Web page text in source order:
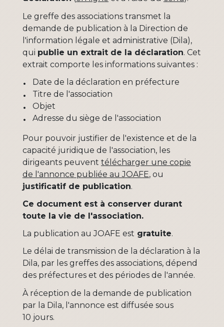
Le greffe des associations transmet la
demande de publication à la Direction de
l'information légale et administrative (Dila),
qui publie un extrait de la déclaration. Cet
extrait comporte les informations suivantes :
Date de la déclaration en préfecture
Titre de l'association
Objet
Adresse du siège de l'association
Pour pouvoir justifier de l'existence et de la
capacité juridique de l'association, les
dirigeants peuvent télécharger une copie
de l'annonce publiée au JOAFE, ou
justificatif de publication.
Ce document est à conserver durant
toute la vie de l'association.
La publication au JOAFE est gratuite.
Le délai de transmission de la déclaration à la
Dila, par les greffes des associations, dépend
des préfectures et des périodes de l'année.
À réception de la demande de publication
par la Dila, l'annonce est diffusée sous
10 jours.